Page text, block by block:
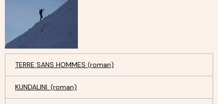
TERRE SANS HOMMES (roman)
KUNDALINI. (roman)